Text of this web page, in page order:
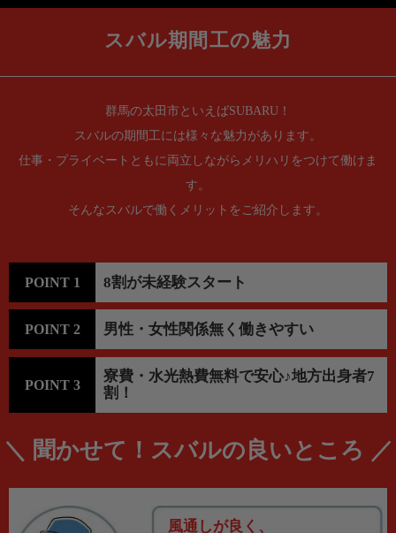
スバル期間工の魅力
群馬の太田市といえばSUBARU！
スバルの期間工には様々な魅力があります。
仕事・プライベートともに両立しながらメリハリをつけて働けま
す。
そんなスバルで働くメリットをご紹介します。
POINT 1 8割が未経験スタート
POINT 2 男性・女性関係無く働きやすい
POINT 3
寮費・水光熱費無料で安心♪地方出身者7
割！
＼ 聞かせて！スバルの良いところ ／
風通しが良く、